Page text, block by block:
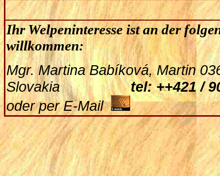
Ihr Welpeninteresse ist an der
willkommen:
Mgr. Martina Babíková, Martin
Slovakiatel: ++421 /
oder per E-Mail